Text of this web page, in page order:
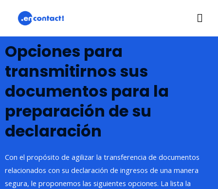
Opciones para
transmitirnos sus
documentos para la
preparación de su
declaración
Con el propósito de agilizar la transferencia de documentos
relacionados con su declaración de ingresos de una manera
segura, le proponemos las siguientes opciones. La lista la